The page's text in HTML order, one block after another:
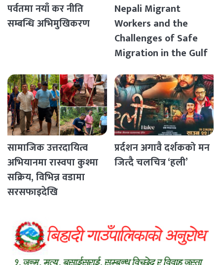
पर्वतमा नयाँ कर नीति
सम्बन्धि अभिमुखिकरण
Nepali Migrant
Workers and the
Challenges of Safe
Migration in the Gulf
सामाजिक उत्तरदायित्व
अभियानमा रास्वपा कुश्मा
सक्रिय, विभिन्न वडामा
सरसफाइदेखि
प्रर्दशन अगावै दर्शकको मन
जित्दै चलचित्र ‘हली’